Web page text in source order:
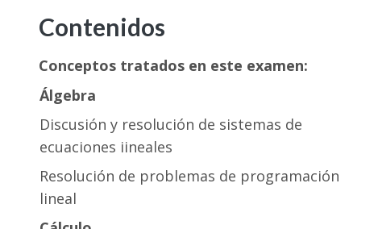
Contenidos
Conceptos tratados en este examen:
Álgebra
Discusión y resolución de sistemas de
ecuaciones iineales
Resolución de problemas de programación
lineal